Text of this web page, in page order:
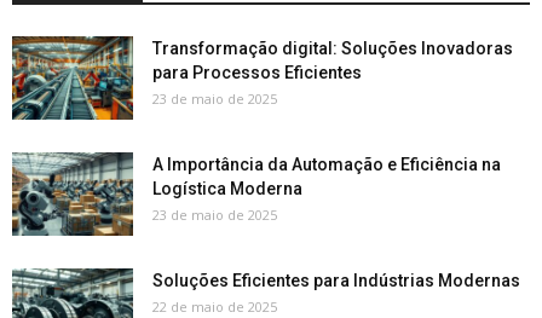
Transformação digital: Soluções Inovadoras
para Processos Eficientes
23 de maio de 2025
A Importância da Automação e Eficiência na
Logística Moderna
23 de maio de 2025
Soluções Eficientes para Indústrias Modernas
22 de maio de 2025